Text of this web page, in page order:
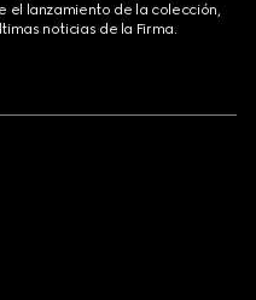
el lanzamiento de la colección,
noticias de la Firma.